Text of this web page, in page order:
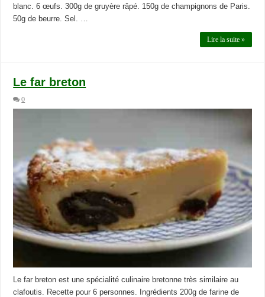
blanc. 6 œufs. 300g de gruyère râpé. 150g de champignons de Paris.
50g de beurre. Sel. …
Lire la suite »
Le far breton
0
Le far breton est une spécialité culinaire bretonne très similaire au
clafoutis. Recette pour 6 personnes. Ingrédients 200g de farine de